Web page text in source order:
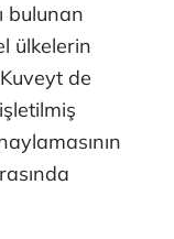
bulunan
ülkelerin
de